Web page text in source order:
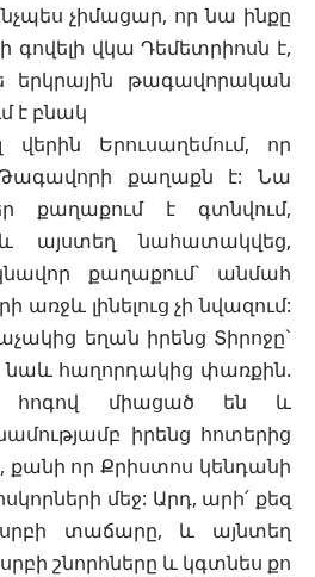
չիմացար, որ նա ինքը
գովելի վկա Դեմետրիոսն է,
երկրային թագավորական
է բնակ
վերին Երուսաղեմում, որ
քաղաքն է: Նա
քաղաքում է գտնվում,
այստեղ նահատակվեց,
քաղաքում` անմահ
առջև լինելուց չի նվազում:
եղան իրենց Տիրոջը`
նաև հաղորդակից փառքին.
հոգով միացած են և
իրենց հոտերից
քանի որ Քրիստոս կենդանի
մեջ: Արդ, արի՛ քեզ
տաճարը, և այնտեղ
սրբի շնորհները և կգտնես քո